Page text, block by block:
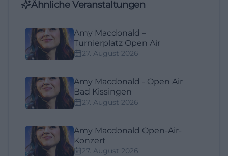
Ähnliche Veranstaltungen
Amy Macdonald –
Turnierplatz Open Air
27. August 2026
Amy Macdonald - Open Air
Bad Kissingen
27. August 2026
Amy Macdonald Open-Air-
Konzert
27. August 2026